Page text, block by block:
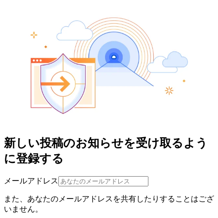
新しい投稿のお知らせを受け取るよう
に登録する
メールアドレス
また、あなたのメールアドレスを共有したりすることはござ
いません。